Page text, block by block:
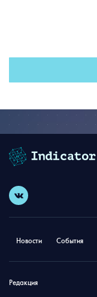
Новости События
Редакция